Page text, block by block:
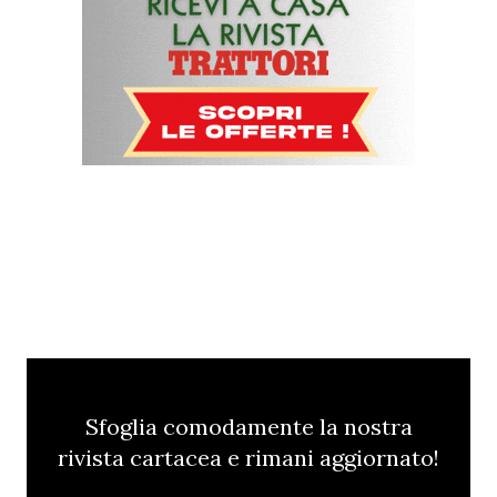
Sfoglia comodamente la nostra
rivista cartacea e rimani aggiornato!